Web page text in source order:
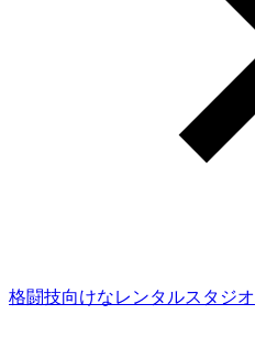
格闘技向けなレンタルスタジオ